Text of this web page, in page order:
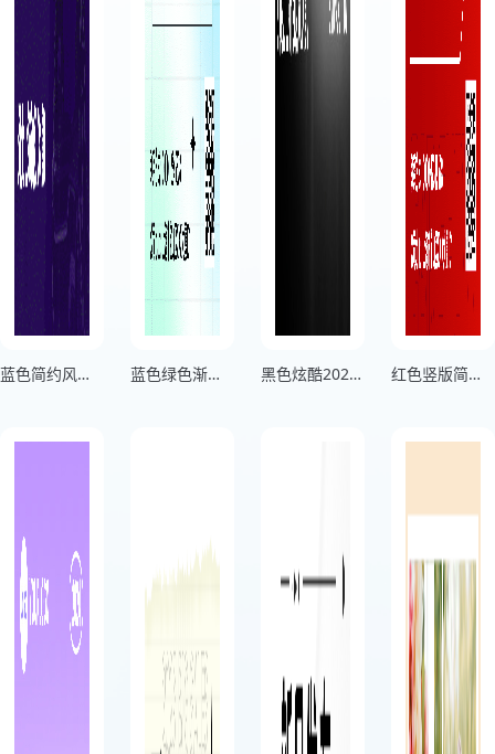
蓝色简约风商务车盛夏展销会宣传海报 蓝色绿色渐变风大型竖版车展宣发海报 黑色炫酷2024国际车展竖版宣传海报 红色竖版简约风商务车展宣传海报